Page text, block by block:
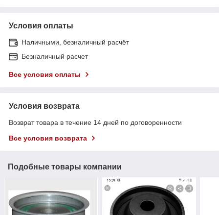
Условия оплаты
Наличными, безналичный расчёт
Безналичный расчет
Все условия оплаты
Условия возврата
Возврат товара в течение 14 дней по договоренности
Все условия возврата
Подобные товары компании